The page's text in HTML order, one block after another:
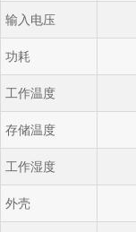
输入电压
功耗
工作温度
存储温度
工作湿度
外壳